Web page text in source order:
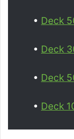
• Deck
• Deck
• Deck
• Deck